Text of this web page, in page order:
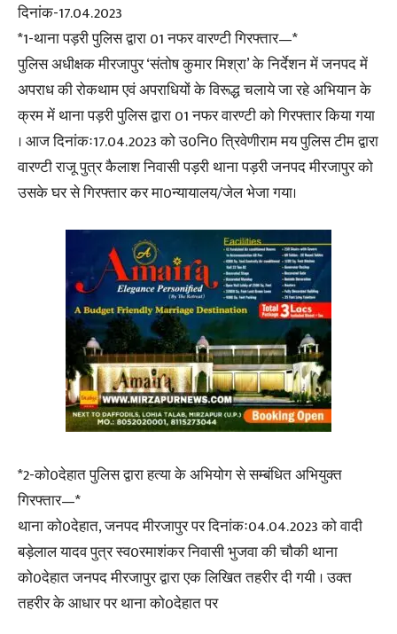
दिनांक-17.04.2023
*1-थाना पड़री पुलिस द्वारा 01 नफर वारण्टी गिरफ्तार—*
पुलिस अधीक्षक मीरजापुर ‘संतोष कुमार मिश्रा’ के निर्देशन में जनपद में
अपराध की रोकथाम एवं अपराधियों के विरूद्ध चलाये जा रहे अभियान के
क्रम में थाना पड़री पुलिस द्वारा 01 नफर वारण्टी को गिरफ्तार किया गया
। आज दिनांकः17.04.2023 को उ0नि0 त्रिवेणीराम मय पुलिस टीम द्वारा
वारण्टी राजू पुत्र कैलाश निवासी पड़री थाना पड़री जनपद मीरजापुर को
उसके घर से गिरफ्तार कर मा0न्यायालय/जेल भेजा गया।
*2-को0देहात पुलिस द्वारा हत्या के अभियोग से सम्बंधित अभियुक्त
गिरफ्तार—*
थाना को0देहात, जनपद मीरजापुर पर दिनांकः04.04.2023 को वादी
बड़ेलाल यादव पुत्र स्व0रमाशंकर निवासी भुजवा की चौकी थाना
को0देहात जनपद मीरजापुर द्वारा एक लिखित तहरीर दी गयी । उक्त
तहरीर के आधार पर थाना को0देहात पर